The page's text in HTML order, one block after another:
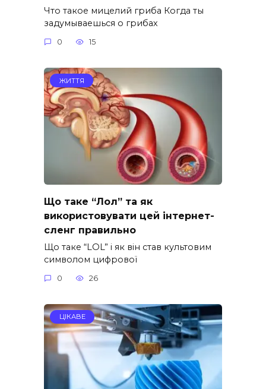
Что такое мицелий гриба Когда ты
задумываешься о грибах
0 15
ЖИТТЯ
Що таке “Лол” та як
використовувати цей інтернет-
сленг правильно
Що таке “LOL” і як він став культовим
символом цифрової
0 26
ЦІКАВЕ